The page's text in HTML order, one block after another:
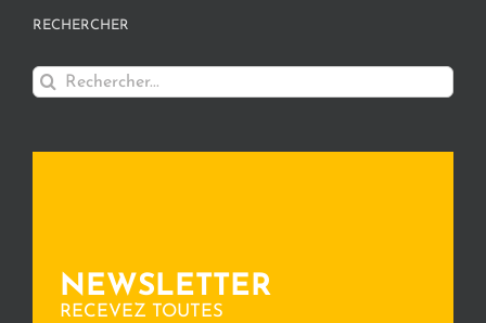
RECHERCHER
Rechercher:
NEWSLETTER
RECEVEZ TOUTES